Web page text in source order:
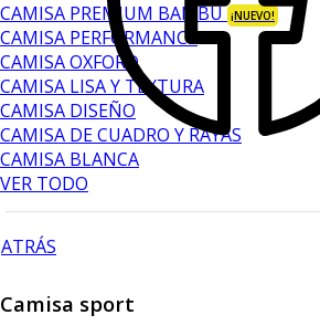
CAMISA PREMIUM BAMBÚ ¡NUEVO!
CAMISA PERFORMANCE
CAMISA OXFORD
CAMISA LISA Y TEXTURA
CAMISA DISEÑO
CAMISA DE CUADRO Y RAYAS
CAMISA BLANCA
VER TODO
ATRÁS
Camisa sport